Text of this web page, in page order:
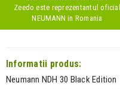
Zeedo este reprezentantul oficial
NEUMANN in Romania
Informatii produs:
Neumann NDH 30 Black Edition